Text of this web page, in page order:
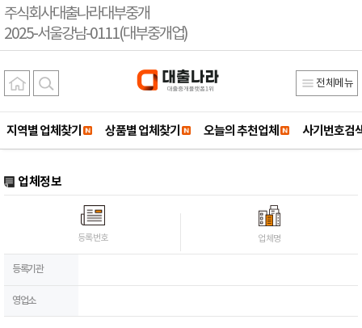
주식회사대출나라대부중개
2025-서울강남-0111(대부중개업)
전체메뉴
지역별 업체찾기 상품별 업체찾기 오늘의 추천업체 사기번호검
업체정보
등록번호 업체명
등록기관
영업소